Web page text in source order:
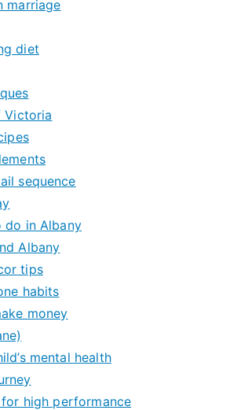
marriage
diet
Victoria
sequence
do in Albany
Albany
tips
habits
money
mental health
high performance